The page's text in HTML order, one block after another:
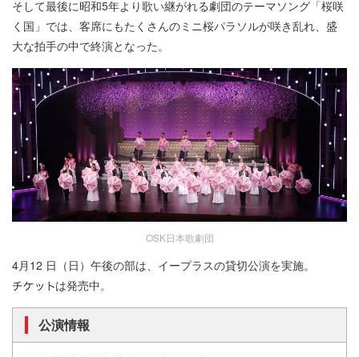
そして最後に昭和5年より歌い継がれる劇団のテーマソング「桜咲
く国」では、客席にもたくさんのミニ桜パラソルが咲き乱れ、盛
大な拍手の中で終演となった。
OSK日本歌劇団
4月12 日（日）午後の部は、イープラスの貸切公演を実施。
は発売中。
公演情報